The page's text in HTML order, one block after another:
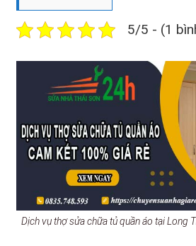
5/5 - (1
Dịch vụ thợ sửa chữa tủ quần áo tại Long